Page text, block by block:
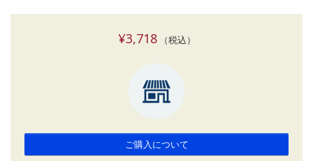
¥3,718（税込）
ご購入について